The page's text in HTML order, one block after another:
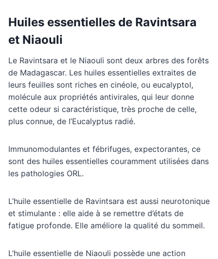
Huiles essentielles de Ravintsara
et Niaouli
Le Ravintsara et le Niaouli sont deux arbres des forêts
de Madagascar. Les huiles essentielles extraites de
leurs feuilles sont riches en cinéole, ou eucalyptol,
molécule aux propriétés antivirales, qui leur donne
cette odeur si caractéristique, très proche de celle,
plus connue, de l’Eucalyptus radié.
Immunomodulantes et fébrifuges, expectorantes, ce
sont des huiles essentielles couramment utilisées dans
les pathologies ORL.
L’huile essentielle de Ravintsara est aussi neurotonique
et stimulante : elle aide à se remettre d’états de
fatigue profonde. Elle améliore la qualité du sommeil.
L’huile essentielle de Niaouli possède une action